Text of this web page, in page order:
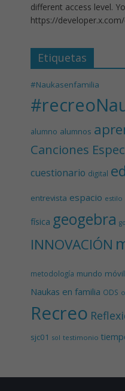
different access level.
https://
Etiquetas
#Naukasenfamilia
alumno alumnos
Canciones
cuestionario digital
entrevista espacio estilo
física geogebra
INNOVACIÓN
metodología mundo móvil
Naukas en familia ODS
Recreo
sjc01 sol testimonio